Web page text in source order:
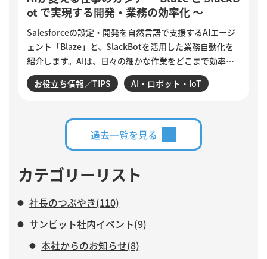
ot で実現する開発・業務の効率化 ～
Salesforceの設定・開発を自然言語で支援するAIエージ
ェント「Blaze」と、SlackBotを活用した業務自動化を
紹介します。AIは、日々の細かな作業をどこまで効率化
できるのでしょうか。設定変更やデータ確認、商談分
析、活動登録漏れの検知・入力など、サンビットで実際
業務と、人がより力を注ぐべき仕事について紹介しま
お役立ち情報／TIPS AI・ロボット・IoT
過去一覧を見る
カテゴリーリスト
社長のつぶやき(110)
サンビット社内イベント(9)
本社からのお知らせ(8)